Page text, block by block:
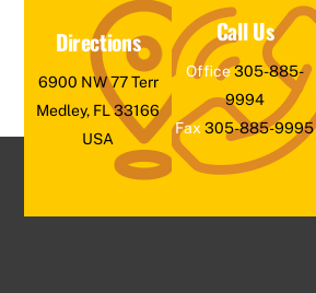
Directions
6900 NW 77 Terr
Medley, FL 33166
USA
Call Us
Office305-885-
9994
Fax305-885-9995